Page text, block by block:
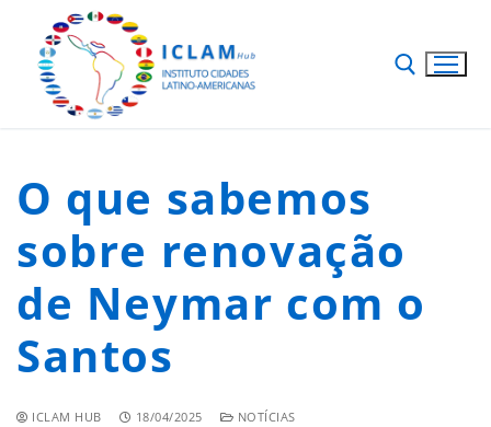
O que sabemos
sobre renovação
de Neymar com o
Santos
ICLAM HUB 18/04/2025
NOTÍCIAS